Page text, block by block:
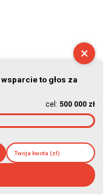
×
to głos za
cel: 500 000 zł